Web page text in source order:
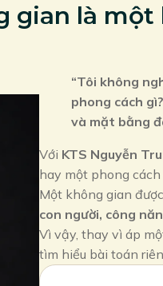
gian là
“Tôi không
phong cách
và mặt bằng
Với KTS Nguyễn
hay một phong
Một không gian
con người, công
Vì vậy, thay vì áp
tìm hiểu bài toán